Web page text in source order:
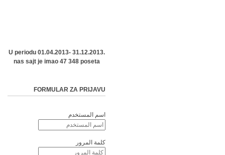
U periodu 01.04.2013- 31.12.2013.
nas sajt je imao 47 348 poseta
FORMULAR ZA PRIJAVU
اسم المستخدم
كلمة المرور